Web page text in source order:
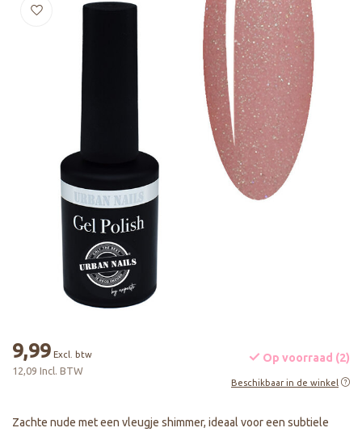
9,99 Excl. btw
12,09 Incl. BTW
Op voorraad (2)
Beschikbaar in de winkel
Zachte nude met een vleugje shimmer, ideaal voor een subtiele